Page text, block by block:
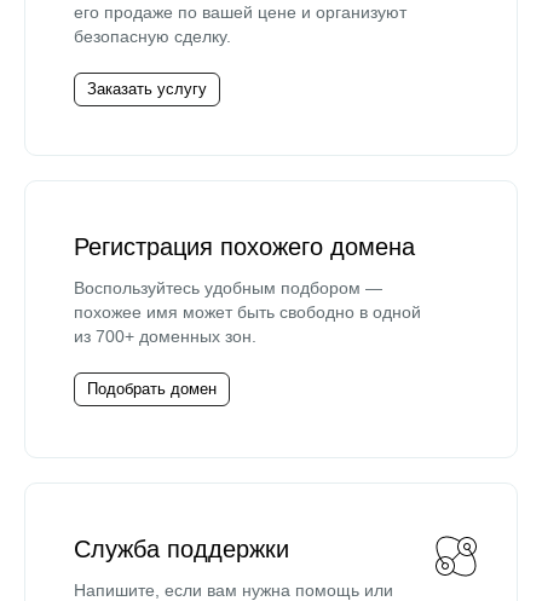
его продаже по вашей цене и организуют
безопасную сделку.
Заказать услугу
Регистрация похожего домена
Воспользуйтесь удобным подбором —
похожее имя может быть свободно в одной
из 700+ доменных зон.
Подобрать домен
Служба поддержки
Напишите, если вам нужна помощь или